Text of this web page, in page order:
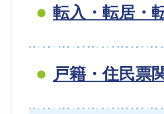
転入・転居・
戸籍・住民票